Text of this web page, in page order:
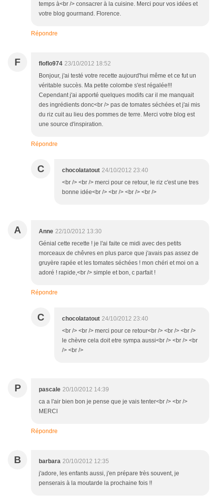
temps à<br /> consacrer à la cuisine. Merci pour vos idées et
votre blog gourmand. Florence.
Répondre
F floflo974 23/10/2012 18:52
Bonjour, j'ai testé votre recette aujourd'hui même et ce fut un
véritable succès. Ma petite colombe s'est régalée!!!
Cependant j'ai apporté quelques modifs car il me manquait
des ingrédients donc<br /> pas de tomates séchées et j'ai mis
du riz cuit au lieu des pommes de terre. Merci votre blog est
une source d'inspiration.
Répondre
C chocolatatout 24/10/2012 23:40
<br /> <br /> merci pour ce retour, le riz c'est une tres
bonne idée<br /> <br /> <br /> <br />
A Anne 22/10/2012 13:30
Génial cette recette ! je l'ai faite ce midi avec des petits
morceaux de chêvres en plus parce que j'avais pas assez de
gruyère rapée et les tomates séchées ! mon chéri et moi on a
adoré ! rapide,<br /> simple et bon, c parfait !
Répondre
C chocolatatout 24/10/2012 23:40
<br /> <br /> merci pour ce retour<br /> <br /> <br />
le chèvre cela doit etre sympa aussi<br /> <br /> <br
/> <br />
P pascale 20/10/2012 14:39
ca a l'air bien bon je pense que je vais tenter<br /> <br />
MERCI
Répondre
B barbara 20/10/2012 12:35
j'adore, les enfants aussi, j'en prépare très souvent, je
penserais à la moutarde la prochaine fois !!